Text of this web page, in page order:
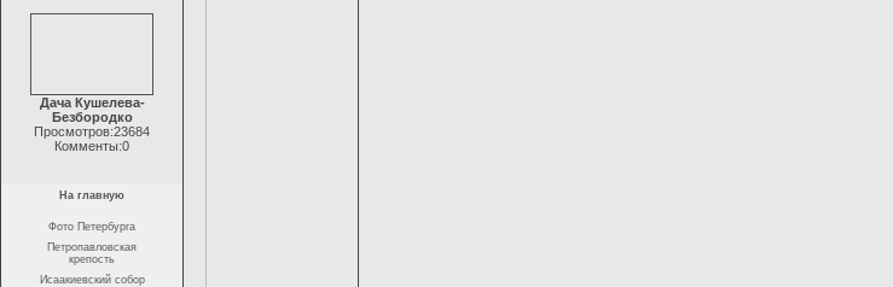
Дача Кушелева-
Безбородко
Просмотров:23684
Комменты:0
На главную
Фото Петербурга
Петропавловская
крепость
Исаакиевский собор